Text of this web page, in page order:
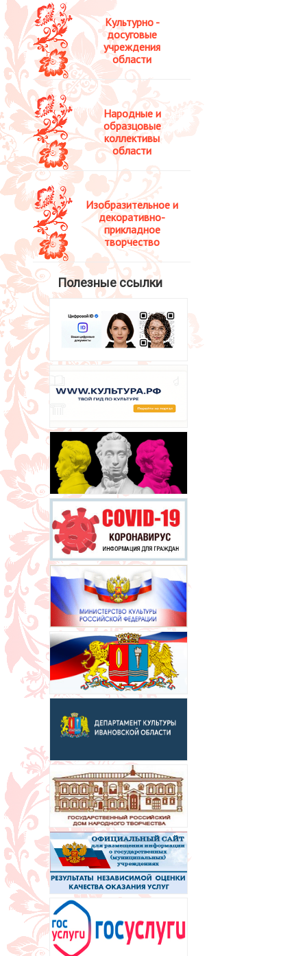
Культурно -
досуговые
учреждения
области
Народные и
образцовые
коллективы
области
Изобразительное и
декоративно-
прикладное
творчество
Полезные ссылки